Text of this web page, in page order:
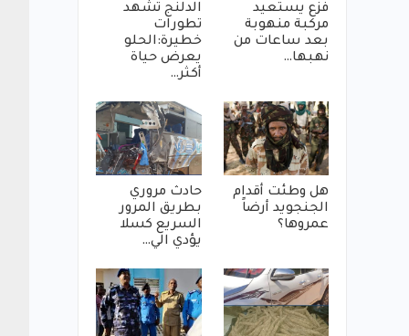
فزع يستعيد
مركبة منهوبة
بعد ساعات من
نهبها…
الدلنج تشهد
تطورات
خطيرة:الحلو
يعرض حياة
أكثر…
هل وطئت أقدام
الجنجويد أرضاً
عمروها؟
حادث مروري
بطريق المرور
السريع كسلا
يؤدي الي…